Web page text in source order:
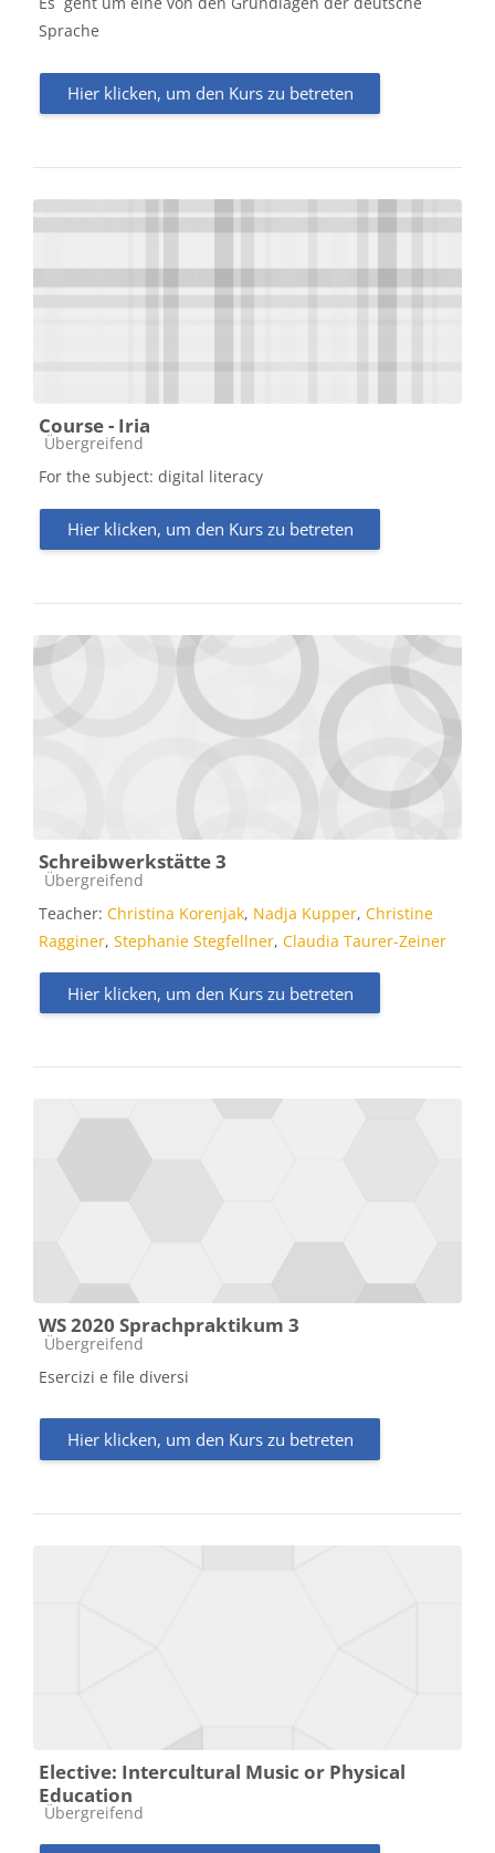
Sprache
Hier klicken, um den Kurs zu betreten
Course - Iria
Kursbereich
Übergreifend
For the subject: digital literacy
Hier klicken, um den Kurs zu betreten
Schreibwerkstätte 3
Kursbereich
Übergreifend
Teacher: Christina Korenjak, Nadja Kupper, Christine
Ragginer, Stephanie Stegfellner, Claudia Taurer-Zeiner
Hier klicken, um den Kurs zu betreten
WS 2020 Sprachpraktikum 3
Kursbereich
Übergreifend
Esercizi e file diversi
Hier klicken, um den Kurs zu betreten
Elective: Intercultural Music or Physical
Education
Kursbereich
Übergreifend